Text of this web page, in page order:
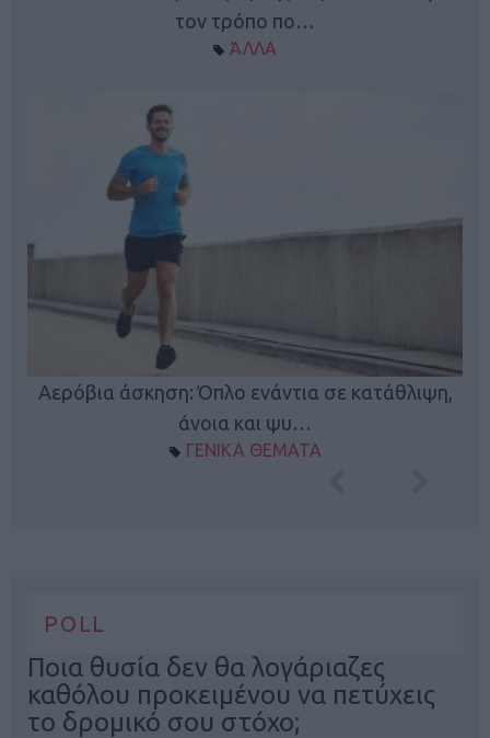
τον τρόπο πο…
ΆΛΛΑ
Αερόβια άσκηση: Όπλο ενάντια σε κατάθλιψη,
άνοια και ψυ…
ΓΕΝΙΚΑ ΘΕΜΑΤΑ
POLL
Ποια θυσία δεν θα λογάριαζες
καθόλου προκειμένου να πετύχεις
το δρομικό σου στόχο;